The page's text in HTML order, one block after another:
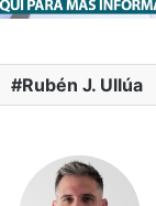
Rubén J. Ullúa